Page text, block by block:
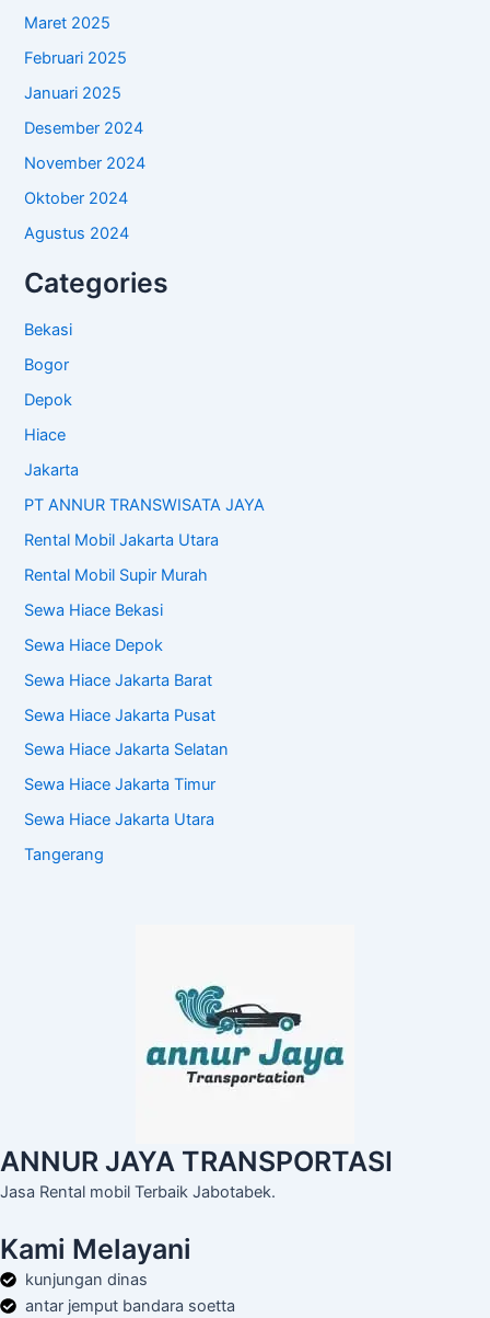
Maret 2025
Februari 2025
Januari 2025
Desember 2024
November 2024
Oktober 2024
Agustus 2024
Categories
Bekasi
Bogor
Depok
Hiace
Jakarta
PT ANNUR TRANSWISATA JAYA
Rental Mobil Jakarta Utara
Rental Mobil Supir Murah
Sewa Hiace Bekasi
Sewa Hiace Depok
Sewa Hiace Jakarta Barat
Sewa Hiace Jakarta Pusat
Sewa Hiace Jakarta Selatan
Sewa Hiace Jakarta Timur
Sewa Hiace Jakarta Utara
Tangerang
ANNUR JAYA TRANSPORTASI
Jasa Rental mobil Terbaik Jabotabek.
Kami Melayani
kunjungan dinas
antar jemput bandara soetta